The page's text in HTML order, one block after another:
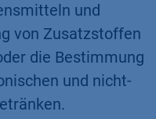
und
von Zusatzstoffen
die Bestimmung
und nicht-